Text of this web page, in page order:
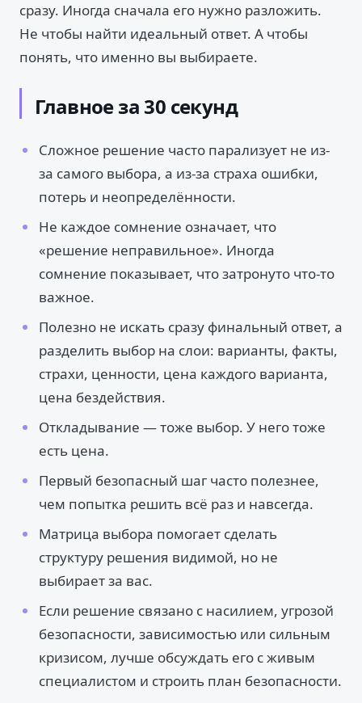
сразу. Иногда сначала его нужно разложить.
Не чтобы найти идеальный ответ. А чтобы
понять, что именно вы выбираете.
Главное за 30 секунд
Сложное решение часто парализует не из-
за самого выбора, а из-за страха ошибки,
потерь и неопределённости.
Не каждое сомнение означает, что
«решение неправильное». Иногда
сомнение показывает, что затронуто что-то
важное.
Полезно не искать сразу финальный ответ, а
разделить выбор на слои: варианты, факты,
страхи, ценности, цена каждого варианта,
цена бездействия.
Откладывание — тоже выбор. У него тоже
есть цена.
Первый безопасный шаг часто полезнее,
чем попытка решить всё раз и навсегда.
Матрица выбора помогает сделать
структуру решения видимой, но не
выбирает за вас.
Если решение связано с насилием, угрозой
безопасности, зависимостью или сильным
кризисом, лучше обсуждать его с живым
специалистом и строить план безопасности.